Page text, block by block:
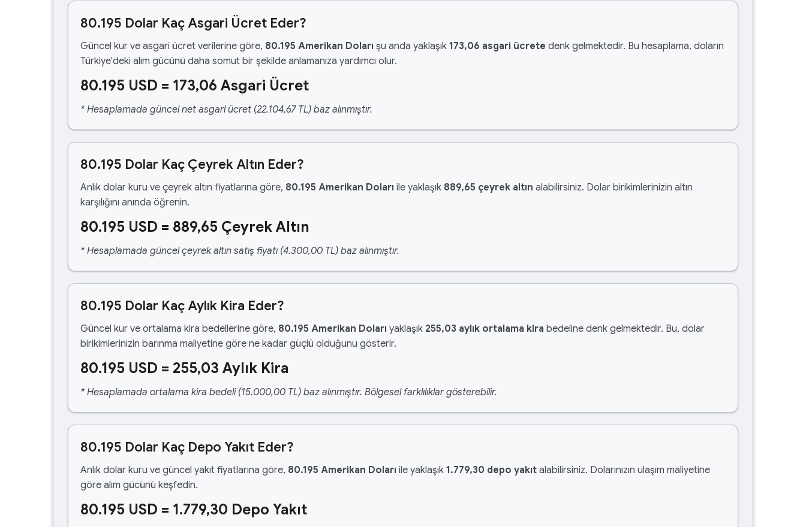
80.195 Dolar Kaç Asgari Ücret Eder?
Güncel kur ve asgari ücret verilerine göre, 80.195 Amerikan Doları şu anda yaklaşık 173,06 asgari ücrete denk gelmektedir. Bu hesaplama, doların
Türkiye'deki alım gücünü daha somut bir şekilde anlamanıza yardımcı olur.
80.195 USD = 173,06 Asgari Ücret
* Hesaplamada güncel net asgari ücret (22.104,67 TL) baz alınmıştır.
80.195 Dolar Kaç Çeyrek Altın Eder?
Anlık dolar kuru ve çeyrek altın fiyatlarına göre, 80.195 Amerikan Doları ile yaklaşık 889,65 çeyrek altın alabilirsiniz. Dolar birikimlerinizin altın
karşılığını anında öğrenin.
80.195 USD = 889,65 Çeyrek Altın
* Hesaplamada güncel çeyrek altın satış fiyatı (4.300,00 TL) baz alınmıştır.
80.195 Dolar Kaç Aylık Kira Eder?
Güncel kur ve ortalama kira bedellerine göre, 80.195 Amerikan Doları yaklaşık 255,03 aylık ortalama kira bedeline denk gelmektedir. Bu, dolar
birikimlerinizin barınma maliyetine göre ne kadar güçlü olduğunu gösterir.
80.195 USD = 255,03 Aylık Kira
* Hesaplamada ortalama kira bedeli (15.000,00 TL) baz alınmıştır. Bölgesel farklılıklar gösterebilir.
80.195 Dolar Kaç Depo Yakıt Eder?
Anlık dolar kuru ve güncel yakıt fiyatlarına göre, 80.195 Amerikan Doları ile yaklaşık 1.779,30 depo yakıt alabilirsiniz. Dolarınızın ulaşım maliyetine
göre alım gücünü keşfedin.
80.195 USD = 1.779,30 Depo Yakıt